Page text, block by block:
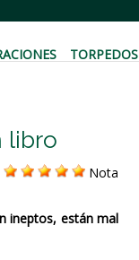
TORPEDOS
libro
Nota
ineptos, están mal